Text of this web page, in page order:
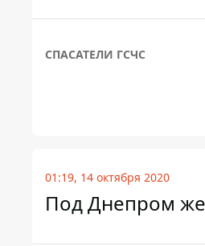
СПАСАТЕЛИ ГСЧС
01:19, 14 октября 2020
Под Днепром